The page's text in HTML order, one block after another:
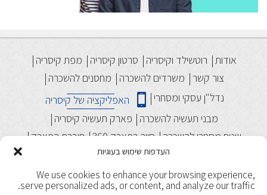
העדפות שימוש בעוגיות
We use cookies to enhance your browsing experience,
serve personalized ads, or content, and analyze our traffic.
אודות רוטשילד וקיסריה סרטון קיסריה
מפת קיסריה
צור קשר
משרדים להשכרה
מחסנים להשכרה
נדל"ן עסקי ומסחרי
האפליקציה של קיסריה
מבני תעשיה להשכרה
פארק תעשיה קיסריה
שטח מסחרי להשכרה סיור בפארק 360 חוברת הפארק